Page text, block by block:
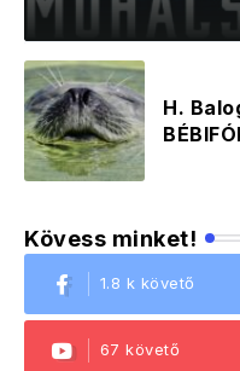
H.
Kövess minket!
1.8 k követő
67 követő